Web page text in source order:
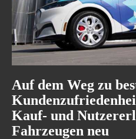
Auf dem Weg zu
Kauf- und
Fahrzeugen neu